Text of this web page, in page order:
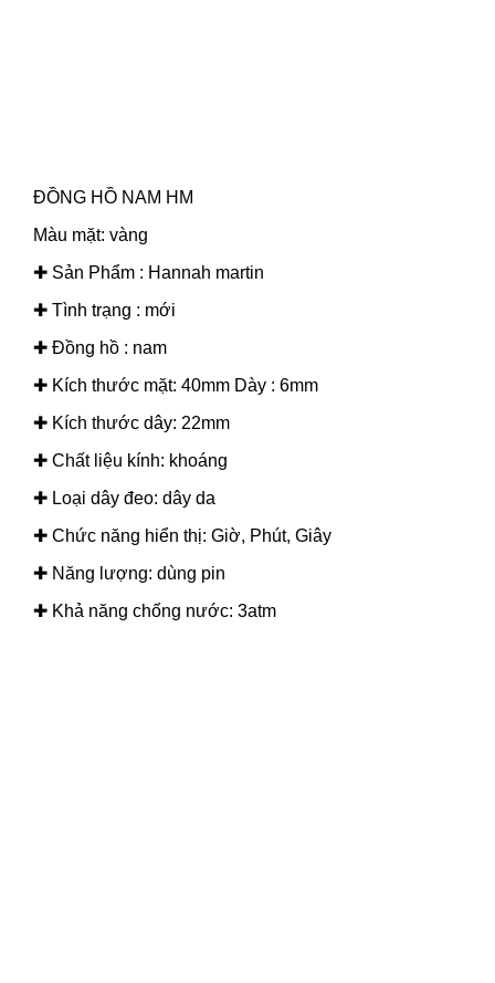
ĐỒNG HỒ NAM HM
Màu mặt: vàng
✚ Sản Phẩm : Hannah martin
✚ Tình trạng : mới
✚ Đồng hồ : nam
✚ Kích thước mặt: 40mm Dày : 6mm
✚ Kích thước dây: 22mm
✚ Chất liệu kính: khoáng
✚ Loại dây đeo: dây da
✚ Chức năng hiển thị: Giờ, Phút, Giây
✚ Năng lượng: dùng pin
✚ Khả năng chống nước: 3atm